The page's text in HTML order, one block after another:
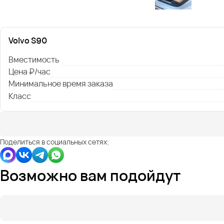
Volvo S90
Вместимость
Цена ₽/час
Минимальное время заказа
Класс
Поделиться в социальных сетях:
Возможно вам подойдут